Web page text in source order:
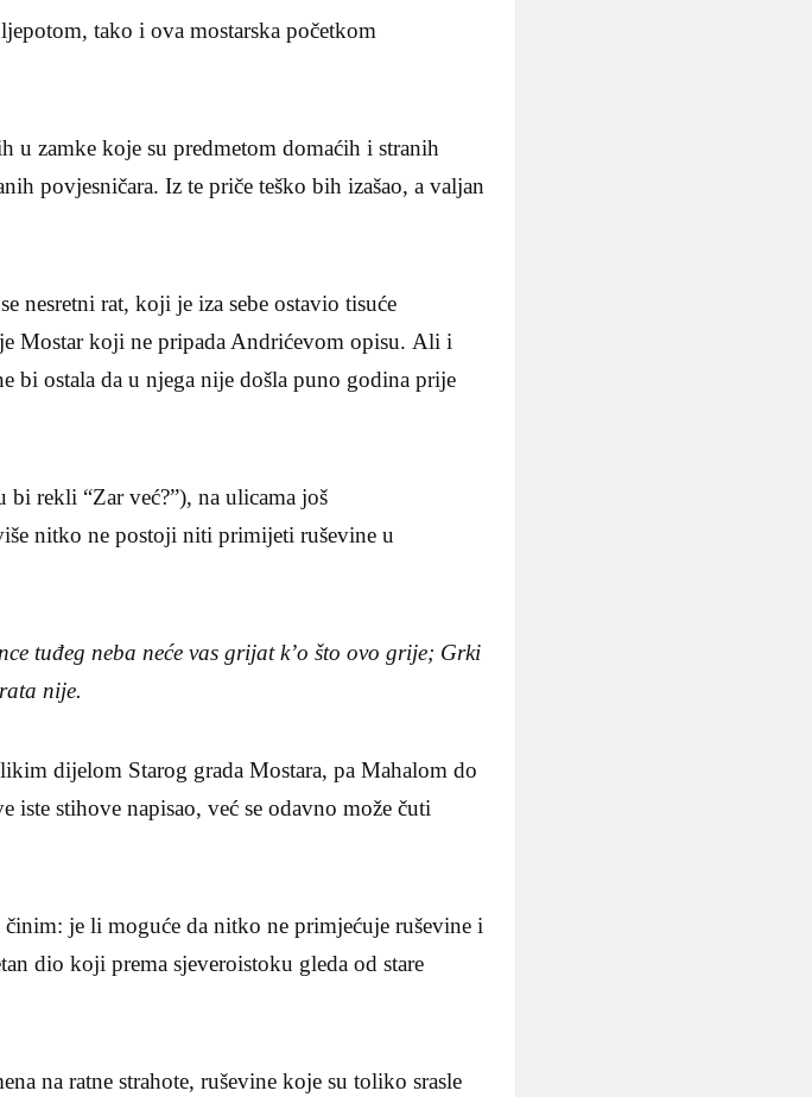
tako i ova mostarska početkom
u zamke koje su predmetom domaćih i stranih
povjesničara. Iz te priče teško bih izašao, a valjan
nesretni rat, koji je iza sebe ostavio tisuće
Mostar koji ne pripada Andrićevom opisu. Ali i
bi ostala da u njega nije došla puno godina prije
bi rekli “Zar već?”), na ulicama još
nitko ne postoji niti primijeti ruševine u
tuđeg neba neće vas grijat k’o što ovo grije; Grki
nije.
dijelom Starog grada Mostara, pa Mahalom do
stihove napisao, već se odavno može čuti
je li moguće da nitko ne primjećuje ruševine i
dio koji prema sjeveroistoku gleda od stare
na ratne strahote, ruševine koje su toliko srasle